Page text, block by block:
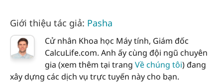
Giới thiệu tác giả: Pasha
Cử nhân Khoa học Máy tính, Giám đốc
CalcuLife.com. Anh ấy cùng đội ngũ chuyên
gia (xem thêm tại trang Về chúng tôi) đang
xây dựng các dịch vụ trực tuyến này cho bạn.